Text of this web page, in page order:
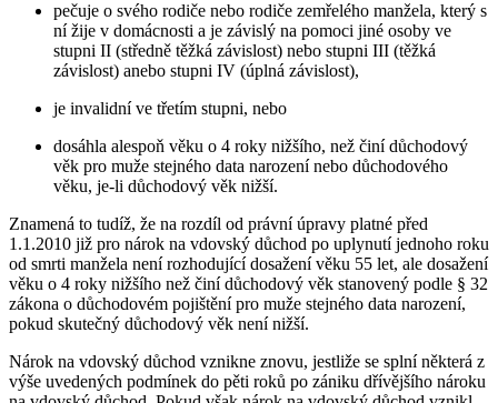
pečuje o svého rodiče nebo rodiče zemřelého manžela, který s
ní žije v domácnosti a je závislý na pomoci jiné osoby ve
stupni II (středně těžká závislost) nebo stupni III (těžká
závislost) anebo stupni IV (úplná závislost),
je invalidní ve třetím stupni, nebo
dosáhla alespoň věku o 4 roky nižšího, než činí důchodový
věk pro muže stejného data narození nebo důchodového
věku, je-li důchodový věk nižší.
Znamená to tudíž, že na rozdíl od právní úpravy platné před
1.1.2010 již pro nárok na vdovský důchod po uplynutí jednoho roku
od smrti manžela není rozhodující dosažení věku 55 let, ale dosažení
věku o 4 roky nižšího než činí důchodový věk stanovený podle § 32
zákona o důchodovém pojištění pro muže stejného data narození,
pokud skutečný důchodový věk není nižší.
Nárok na vdovský důchod vznikne znovu, jestliže se splní některá z
výše uvedených podmínek do pěti roků po zániku dřívějšího nároku